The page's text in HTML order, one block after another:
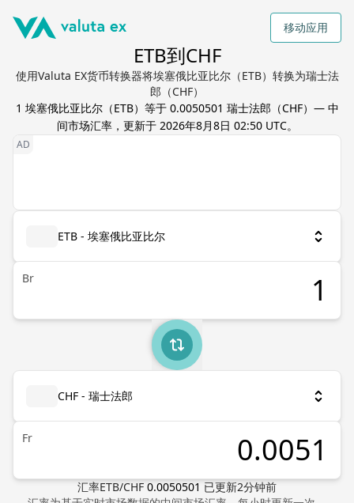
移动应用
ETB到CHF
使用Valuta EX货币转换器将埃塞俄比亚比尔（ETB）转换为瑞士法
郎（CHF）
1 埃塞俄比亚比尔（ETB）等于 0.0050501 瑞士法郎 （CHF）— 中
间市场汇率，更新于 2026年8月8日 02:50 UTC。
ETB - 埃塞俄比亚比尔
Br
CHF - 瑞士法郎
Fr
汇率ETB/CHF 0.0050501 已更新2分钟前